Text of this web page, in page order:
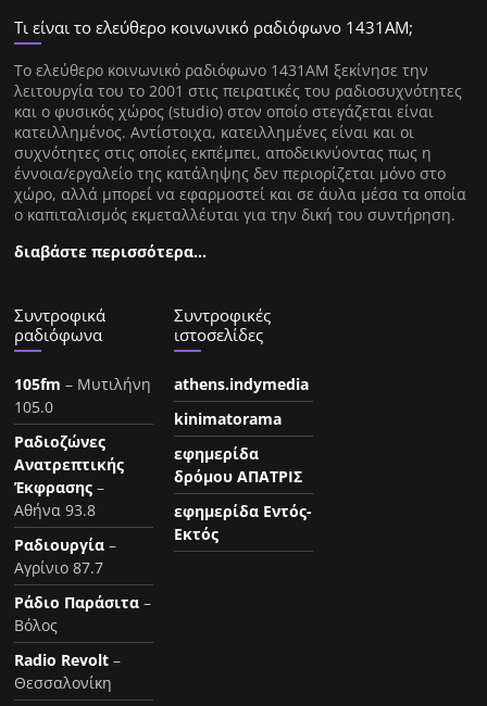
Τι είναι το ελεύθερο κοινωνικό ραδιόφωνο 1431ΑΜ;
Tο ελεύθερο κοινωνικό ραδιόφωνο 1431AM ξεκίνησε την
λειτουργία του το 2001 στις πειρατικές του ραδιοσυχνότητες
και ο φυσικός χώρος (studio) στον οποίο στεγάζεται είναι
κατειλλημένος. Αντίστοιχα, κατειλλημένες είναι και οι
συχνότητες στις οποίες εκπέμπει, αποδεικνύοντας πως η
έννοια/εργαλείο της κατάληψης δεν περιορίζεται μόνο στο
χώρο, αλλά μπορεί να εφαρμοστεί και σε άυλα μέσα τα οποία
ο καπιταλισμός εκμεταλλέυται για την δική του συντήρηση.
διαβάστε περισσότερα…
Συντροφικά
ραδιόφωνα
105fm – Μυτιλήνη
105.0
Ραδιοζώνες
Ανατρεπτικής
Έκφρασης –
Αθήνα 93.8
Ραδιουργία –
Αγρίνιο 87.7
Ράδιο Παράσιτα –
Βόλος
Radio Revolt –
Θεσσαλονίκη
Συντροφικές
ιστοσελίδες
athens.indymedia
kinimatorama
εφημερίδα
δρόμου ΑΠΑΤΡΙΣ
εφημερίδα Εντός-
Εκτός